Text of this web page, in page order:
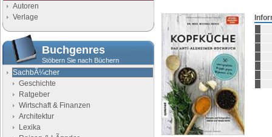
Autoren
Verlage
Buchgenres
Stöbern Sie nach Büchern
SachbÃ¼cher
Geschichte
Ratgeber
Wirtschaft & Finanzen
Architektur
Lexika